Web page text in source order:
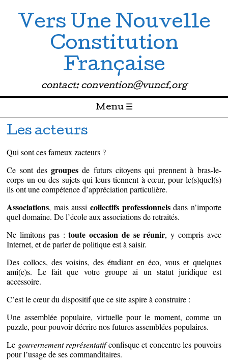
Vers Une Nouvelle
Constitution
Française
contact: convention@vuncf.org
Menu ☰
Passer directement au contenu
Les acteurs
Qui sont ces fameux zacteurs ?
Ce sont desgroupes de futurs citoyens qui prennent à bras-le-
corps un ou des sujets qui leurs tiennent à cœur, pour le(s)quel(s)
ils ont une compétence d’appréciation particulière.
Associations, mais aussi collectifs professionnelsdans n’importe
quel domaine. De l’école aux associations de retraités.
Ne limitons pas : toute occasion de se réunir, y compris avec
Internet, et de parler de politique est à saisir.
Des collocs, des voisins, des étudiant en éco, vous et quelques
ami(e)s. Le fait que votre groupe ai un statut juridique est
accessoire.
C’est le cœur du dispositif que ce site aspire à construire :
Une assemblée populaire, virtuelle pour le moment, comme un
puzzle, pour pouvoir décrire nos futures assemblées populaires.
Le gouvernement représentatifconfisque et concentre les pouvoirs
pour l’usage de ses commanditaires.